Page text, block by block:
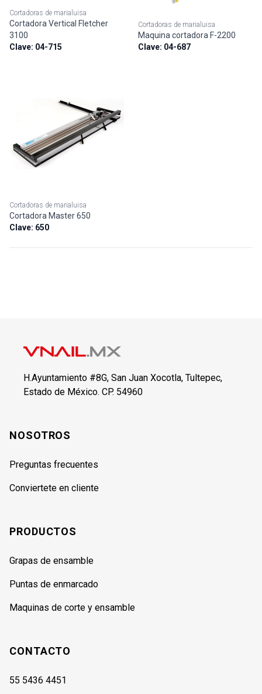
Cortadoras de marialuisa
Cortadora Vertical Fletcher
3100
Clave: 04-715
Cortadoras de marialuisa
Maquina cortadora F-2200
Clave: 04-687
Cortadoras de marialuisa
Cortadora Master 650
Clave: 650
H.Ayuntamiento #8G, San Juan Xocotla, Tultepec,
Estado de México. CP. 54960
NOSOTROS
Preguntas frecuentes
Conviertete en cliente
PRODUCTOS
Grapas de ensamble
Puntas de enmarcado
Maquinas de corte y ensamble
CONTACTO
55 5436 4451